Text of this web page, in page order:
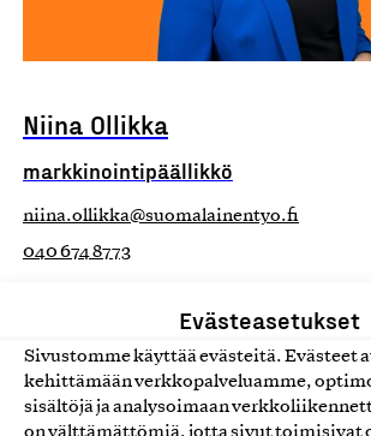
Evästeasetukset
Sivustomme käyttää evästeitä. Evästeet
kehittämään verkkopalveluamme,
sisältöjä ja analysoimaan
on välttämättömiä, jotta sivut toimisivat
Niina Ollikka
markkinointipäällikkö
niina.ollikka@suomalainentyo.fi
040 674 8773
kampanjat, Yhteiskunnallinen Yritys -
toimikunnasta vastaava